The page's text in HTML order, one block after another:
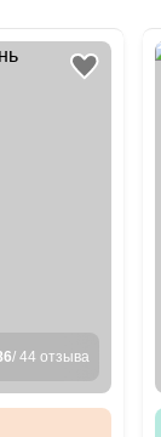
/ 44 отзыва